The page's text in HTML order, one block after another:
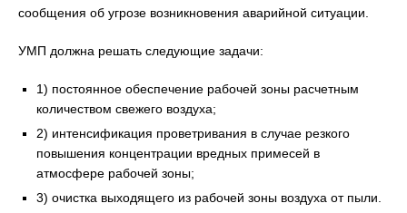
сообщения об угрозе возникновения аварийной ситуации.
УМП должна решать следующие задачи:
1) постоянное обеспечение рабочей зоны расчетным
количеством свежего воздуха;
2) интенсификация проветривания в случае резкого
повышения концентрации вредных примесей в
атмосфере рабочей зоны;
3) очистка выходящего из рабочей зоны воздуха от пыли.